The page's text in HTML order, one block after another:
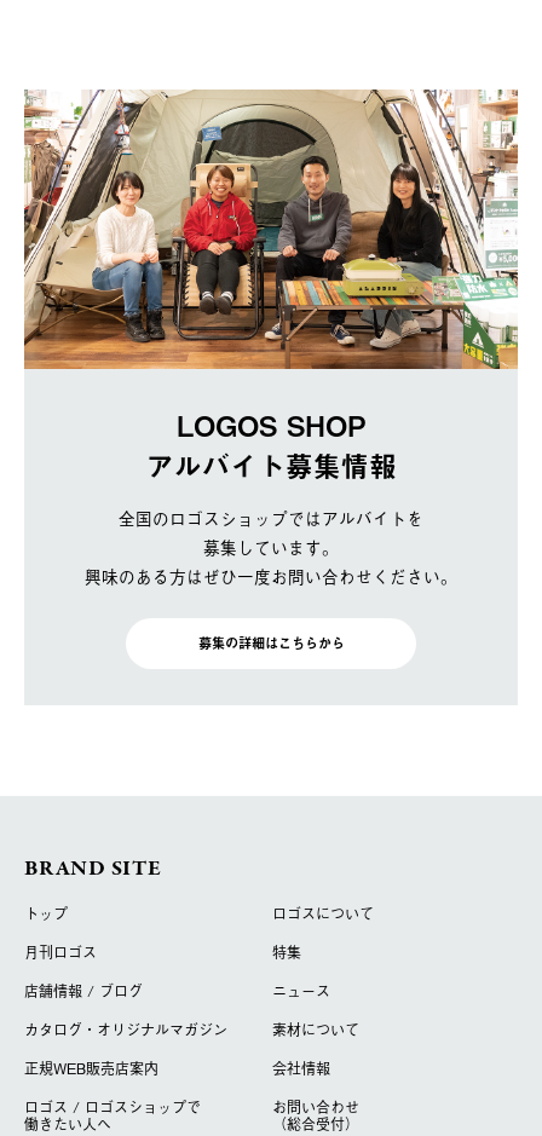
LOGOS SHOP
アルバイト募集情報
全国のロゴスショップではアルバイトを
募集しています。
興味のある方はぜひ一度お問い合わせください。
募集の詳細はこちらから
BRAND SITE
トップ
ロゴスについて
月刊ロゴス
特集
店舗情報 / ブログ
ニュース
カタログ・オリジナルマガジン
素材について
正規WEB販売店案内
会社情報
ロゴス / ロゴスショップで
働きたい人へ
お問い合わせ
（総合受付）